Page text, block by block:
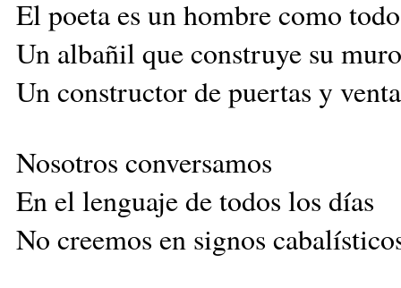
El poeta es un hombre como
Un albañil que construye su
Un constructor de puertas y
Nosotros conversamos
En el lenguaje de todos los días
No creemos en signos